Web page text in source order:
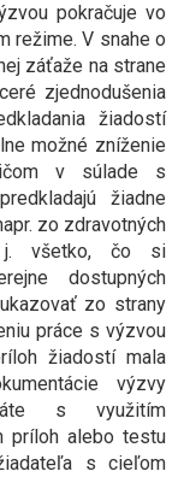
pokračuje vo
režime. V snahe o
záťaže na strane
zjednodušenia
žiadostí
možné zníženie
v súlade s
žiadne
zo zdravotných
j. všetko, čo si
dostupných
zo strany
práce s výzvou
žiadostí mala
výzvy
s využitím
príloh alebo testu
s cieľom